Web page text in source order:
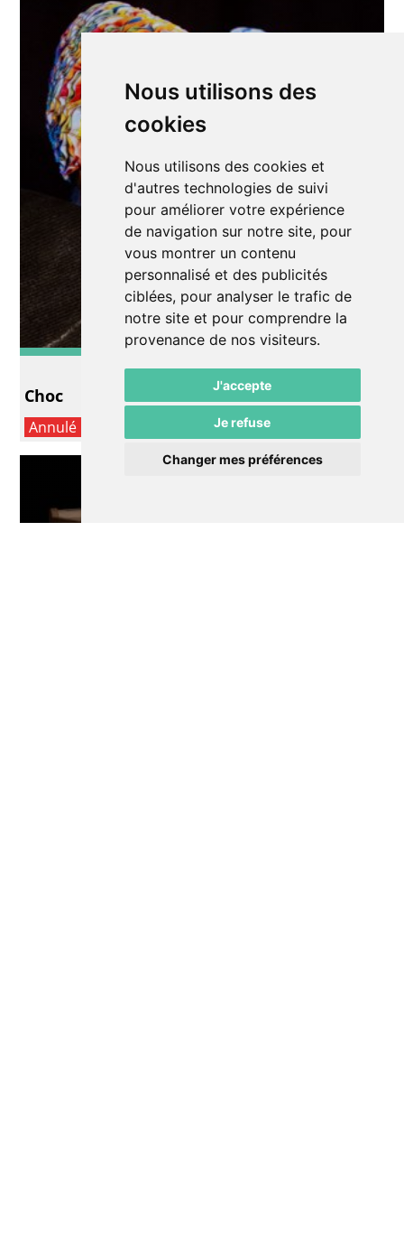
Nous utilisons des
cookies
Nous utilisons des cookies et
d'autres technologies de suivi
pour améliorer votre expérience
de navigation sur notre site, pour
vous montrer un contenu
personnalisé et des publicités
ciblées, pour analyser le trafic de
notre site et pour comprendre la
provenance de nos visiteurs.
J'accepte
Je refuse
Changer mes préférences
Autre
Choc
Annulé